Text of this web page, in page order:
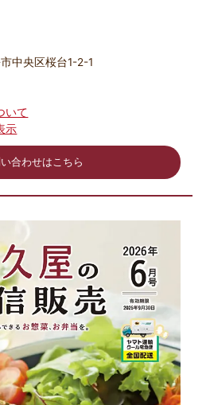
中央区桜台1-2-1
いて
示
合わせはこちら